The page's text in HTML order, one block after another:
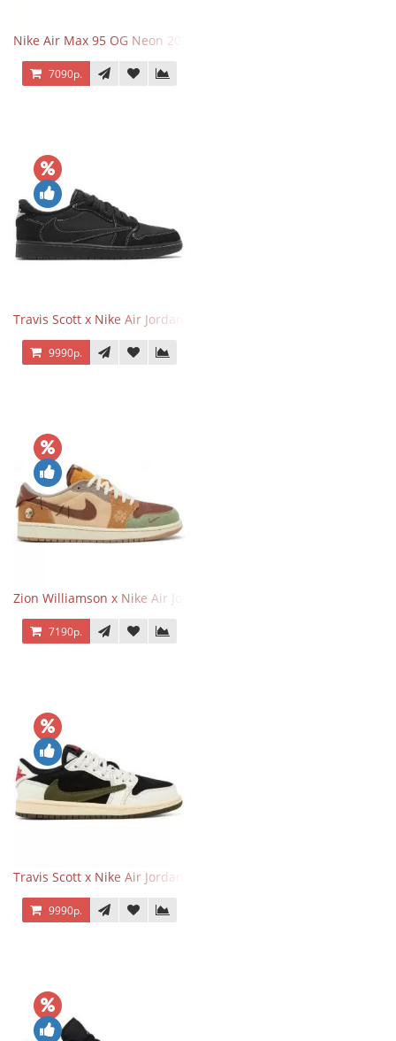
Nike Air Max 95 OG Neon 2025
7090р.
Travis Scott x Nike Air Jordan 1 Retro Low OG SP Black Phantom
9990р.
Zion Williamson x Nike Air Jordan 1 Retro Low OG Voodoo
7190р.
Travis Scott x Nike Air Jordan 1 Retro Low OG SP Olive
9990р.